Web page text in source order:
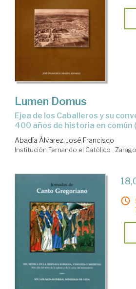
Lumen Domus
Ejea de los Caballeros y su convento capuchino.
400 años de historia en común
Abadía Álvarez, José Francisco
Institución Fernando el Católico .